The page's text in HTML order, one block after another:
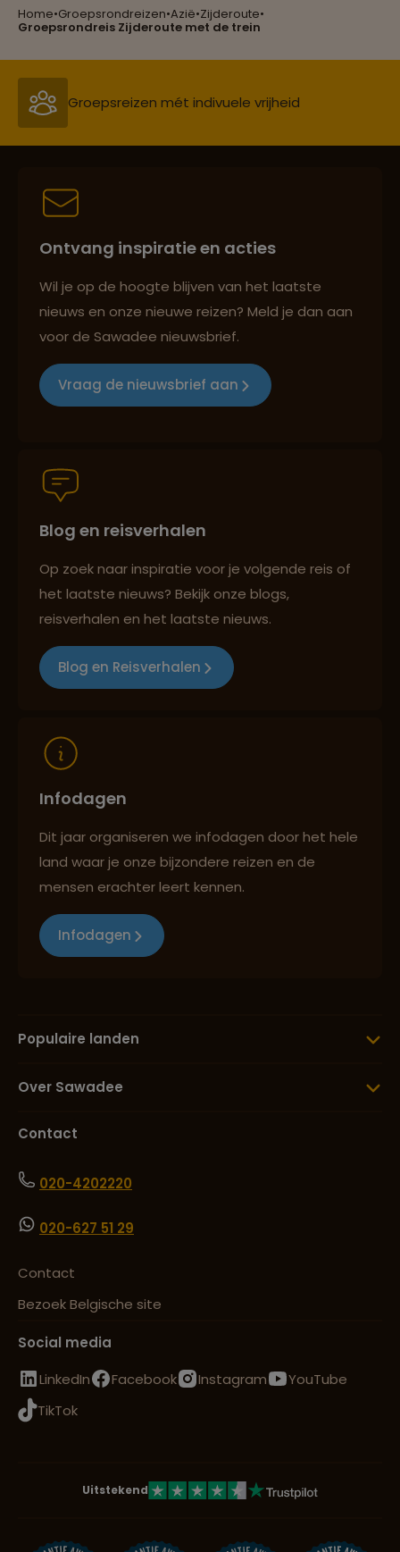
Home•Groepsrondreizen•Azië•Zijderoute•
Groepsrondreis Zijderoute met de trein
Reizen met oog voor mens, cultuur en milieu
Groepsreizen mét indivuele vrijheid
Persoonlijk en deskundig reisadvies
Reizen met oog voor mens, cultuur en milieu
Persoonlijk en deskundig reisadvies
Best beoordeelde reisroutes
Ontvang inspiratie en acties
Wil je op de hoogte blijven van het laatste
nieuws en onze nieuwe reizen? Meld je dan aan
voor de Sawadee nieuwsbrief.
Vraag de nieuwsbrief aan
Blog en reisverhalen
Op zoek naar inspiratie voor je volgende reis of
het laatste nieuws? Bekijk onze blogs,
reisverhalen en het laatste nieuws.
Blog en Reisverhalen
Infodagen
Dit jaar organiseren we infodagen door het hele
land waar je onze bijzondere reizen en de
mensen erachter leert kennen.
Infodagen
Populaire landen
Over Sawadee
Contact
020-4202220
020-627 51 29
Contact
Bezoek Belgische site
Social media
LinkedIn
Facebook Instagram
YouTube
TikTok
Uitstekend